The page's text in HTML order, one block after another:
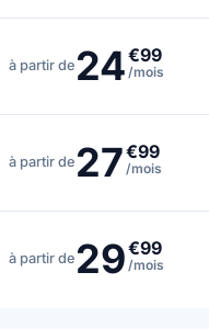
à partir de 24€99
/mois
à partir de 27€99
/mois
à partir de 29€99
/mois